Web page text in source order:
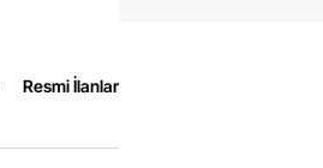
Resmi İlanlar